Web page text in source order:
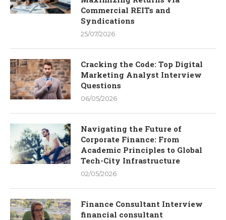
Commercial REITs and
Syndications
25/07/2026
Cracking the Code: Top Digital
Marketing Analyst Interview
Questions
06/05/2026
Navigating the Future of
Corporate Finance: From
Academic Principles to Global
Tech-City Infrastructure
02/05/2026
Finance Consultant Interview
financial consultant